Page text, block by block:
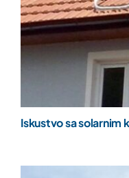
Iskustvo sa solarnim